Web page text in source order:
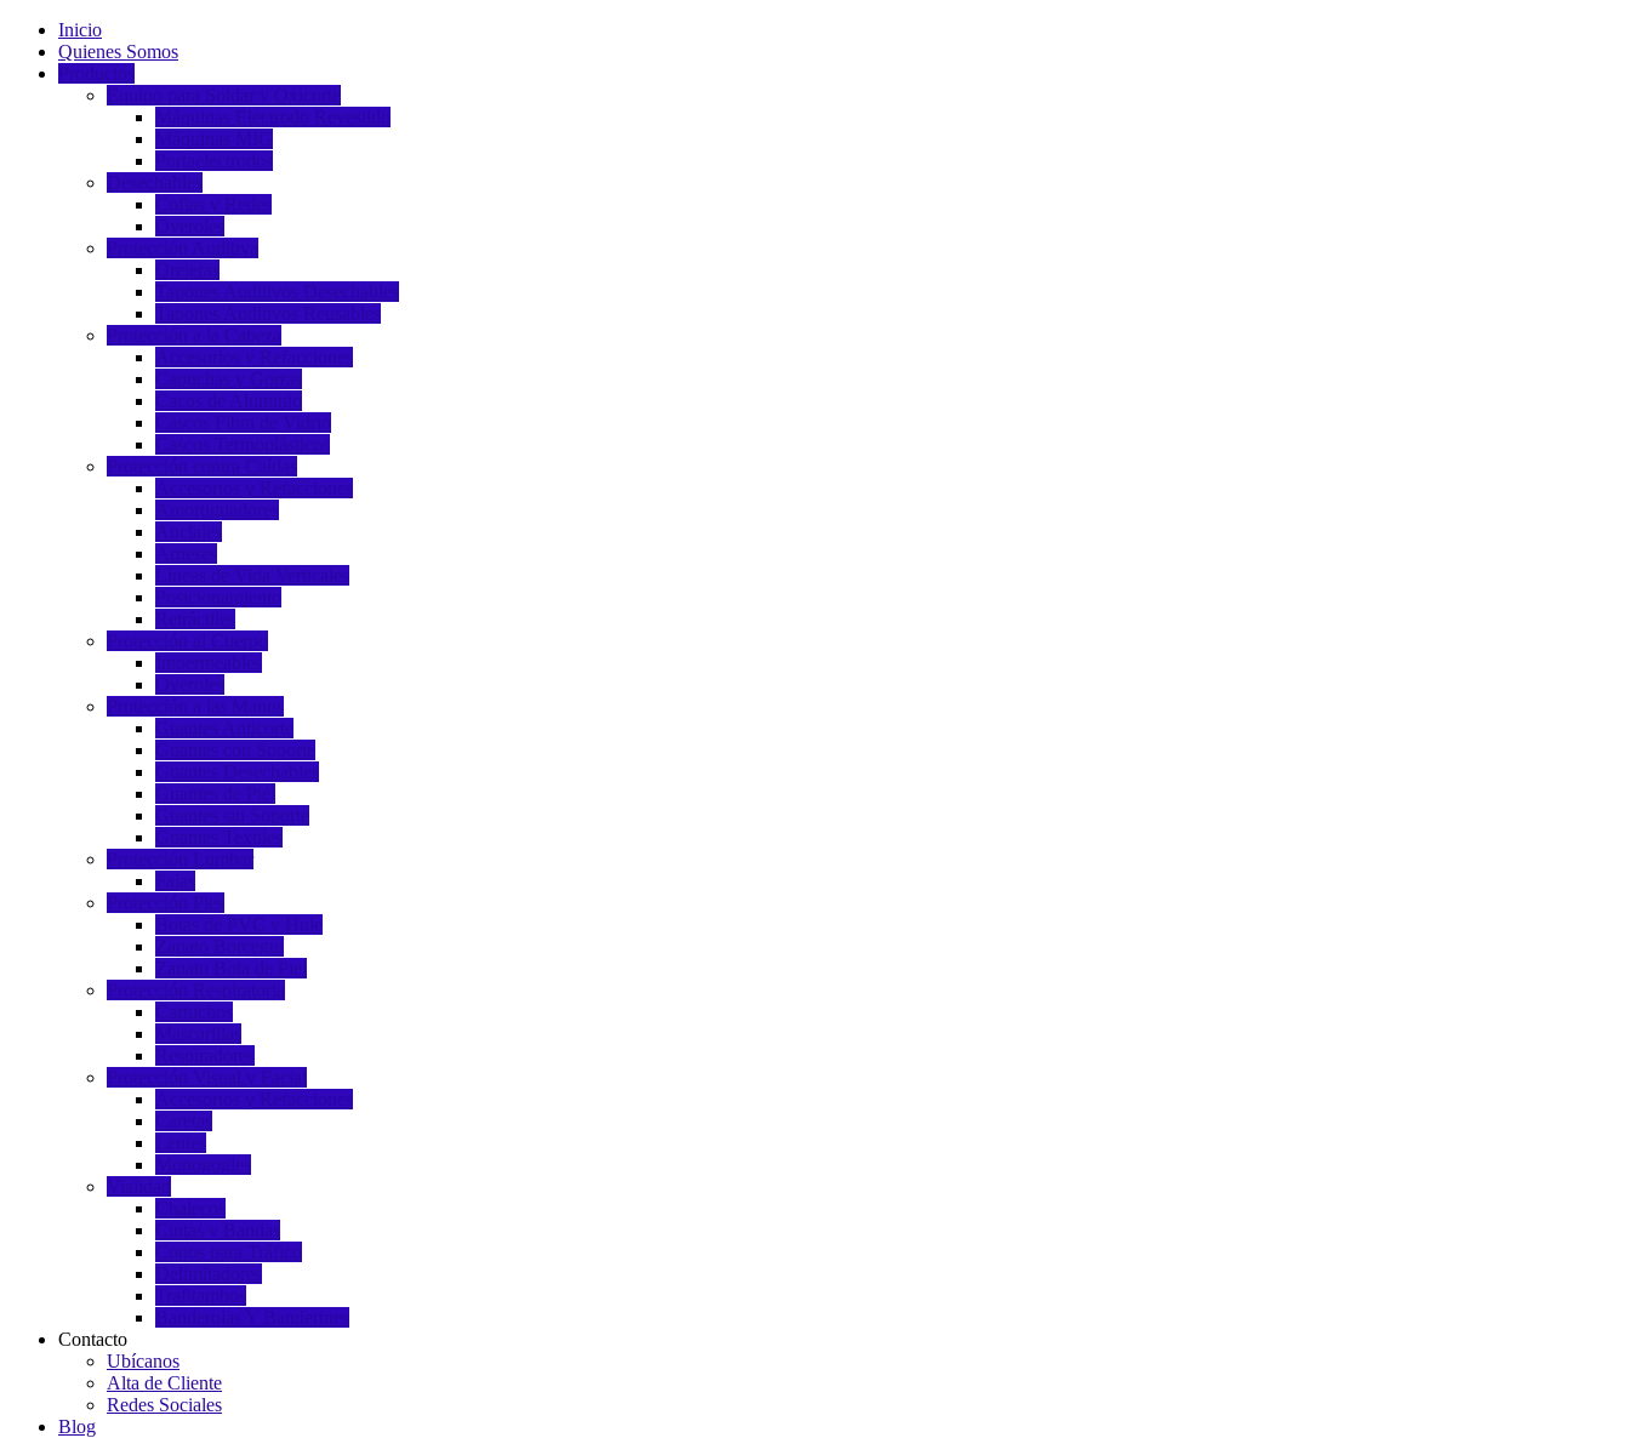
Inicio
Quienes Somos
Productos
Equipo para Soldar y Oxicorte
Máquinas Electrodo Revestido
Máquinas MIG
Portaelectrodos
Desechables
Cofias y Redes
Overoles
Protección Auditiva
Orejeras
Tapones Auditivos Desechables
Tapones Auditivos Reusables
Protección a la Cabeza
Accesorios y Refacciones
Capuchas y Gorras
Cacos de Aluminio
Cascos Fibra de Vidrio
Cascos Termoplásticos
Protección contra Caídas
Accesorios y Refacciones
Amortiguadores
Anclajes
Arneses
Líneas de Vida Verticales
Posicionamiento
Retráctiles
Protección al Cuerpo
Impermeables
Overoles
Protección a las Manos
Guantes Anticorte
Guantes con Soporte
Guantes Desechables
Guantes de Piel
Guantes sin Soporte
Guantes Textiles
Protección Lumbar
Fajas
Protección Pies
Botas de PVC y Hule
Zapato Borceguí
Zapato Bota de Piel
Protección Respiratoria
Cartuchos
Mascarillas
Respiradores
Protección Visual y Facial
Accesorios y Refacciones
Caretas
Lentes
Monogogles
Vialidad
Chalecos
Cintas y Bandas
Conos para Tráfico
Delimitadores
Trafitambos
Banderolas Y Banderines
Contacto
Ubícanos
Alta de Cliente
Redes Sociales
Blog